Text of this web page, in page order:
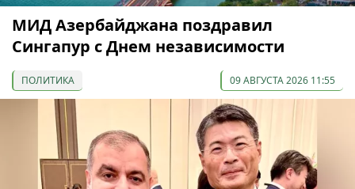
МИД Азербайджана поздравил
Сингапур с Днем независимости
ПОЛИТИКА 09 АВГУСТА 2026 11:55